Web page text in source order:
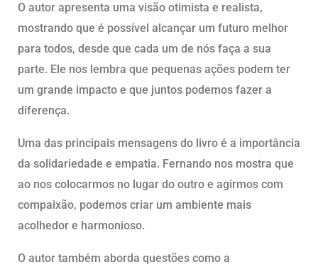
O autor apresenta uma visão otimista e realista,
mostrando que é possível alcançar um futuro melhor
para todos, desde que cada um de nós faça a sua
parte. Ele nos lembra que pequenas ações podem ter
um grande impacto e que juntos podemos fazer a
diferença.
Uma das principais mensagens do livro é a importância
da solidariedade e empatia. Fernando nos mostra que
ao nos colocarmos no lugar do outro e agirmos com
compaixão, podemos criar um ambiente mais
acolhedor e harmonioso.
O autor também aborda questões como a